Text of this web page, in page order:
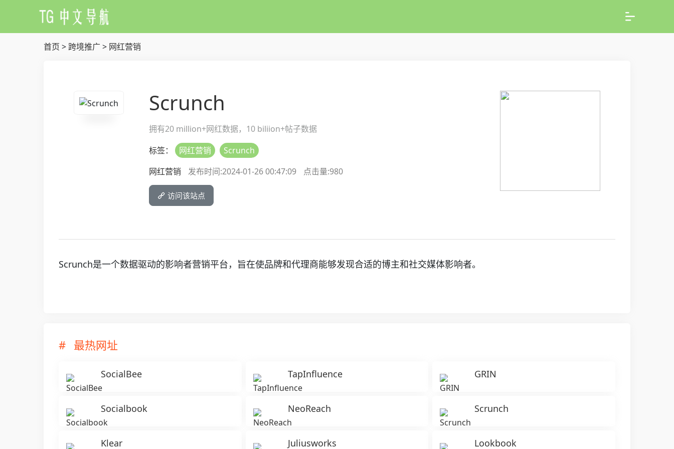
首页 > 跨境推广 > 网红营销
Scrunch
拥有20 million+网红数据，10 biliion+帖子数据
标签：
网红营销
Scrunch
网红营销
发布时间:2024-01-26 00:47:09 点击量:980
访问该站点
Scrunch是一个数据驱动的影响者营销平台，旨在使品牌和代理商能够发现合适的博主和社交媒体影响者。
最热网址
SocialBee TapInfluence GRIN
Socialbook NeoReach Scrunch
Klear Juliusworks Lookbook